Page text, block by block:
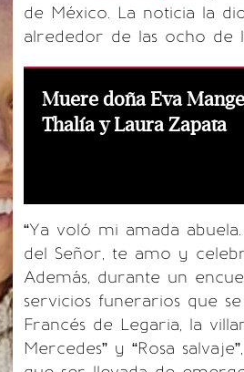
de México. La noticia la
alrededor de las ocho de
Muere doña Eva
Thalía y Laura Zapata
“Ya voló mi amada
del Señor, te amo y
Además, durante un
servicios funerarios que
Francés de Legaria, la
Mercedes” y “Rosa